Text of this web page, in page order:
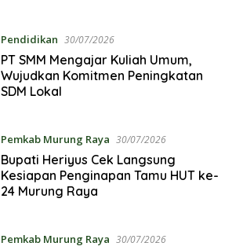
Pendidikan 30/07/2026
PT SMM Mengajar Kuliah Umum,
Wujudkan Komitmen Peningkatan
SDM Lokal
Pemkab Murung Raya 30/07/2026
Bupati Heriyus Cek Langsung
Kesiapan Penginapan Tamu HUT ke-
24 Murung Raya
Pemkab Murung Raya 30/07/2026